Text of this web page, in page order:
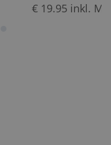
€ 19.95 inkl.